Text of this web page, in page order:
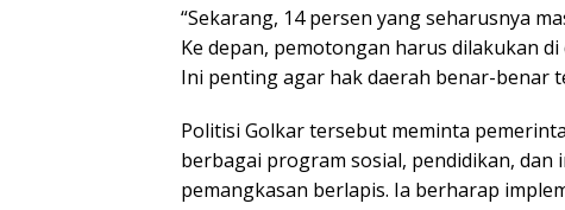
“Sekarang, 14 persen yang seharusnya
Ke depan, pemotongan harus dilakukan
Ini penting agar hak daerah benar-benar
Politisi Golkar tersebut meminta
berbagai program sosial, pendidikan,
pemangkasan berlapis. Ia berharap